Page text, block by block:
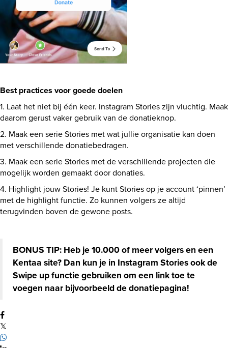
Best practices voor goede doelen
1. Laat het niet bij één keer. Instagram Stories zijn vluchtig. Maak
daarom gerust vaker gebruik van de donatieknop.
2. Maak een serie Stories met wat jullie organisatie kan doen
met verschillende donatiebedragen.
3. Maak een serie Stories met de verschillende projecten die
mogelijk worden gemaakt door donaties.
4. Highlight jouw Stories! Je kunt Stories op je account ‘pinnen’
met de highlight functie. Zo kunnen volgers ze altijd
terugvinden boven de gewone posts.
BONUS TIP: Heb je 10.000 of meer volgers en een
Kentaa site? Dan kun je in Instagram Stories ook de
Swipe up functie gebruiken om een link toe te
voegen naar bijvoorbeeld de donatiepagina!
𝕏